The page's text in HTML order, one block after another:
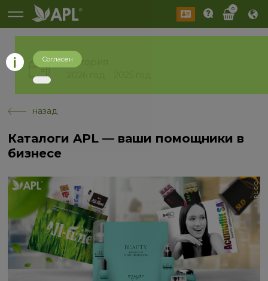
0
История
назад
Каталоги APL — ваши помощники в
бизнесе
Согласен